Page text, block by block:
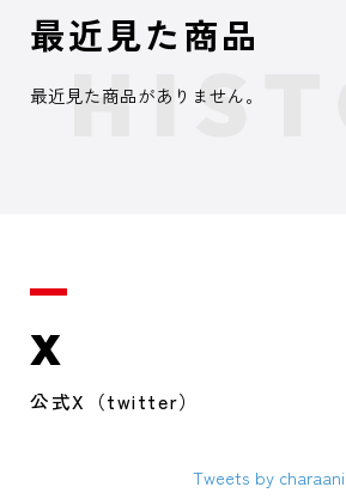
最近見た商品
最近見た商品がありません。
X
公式X（twitter）
Tweets by charaani